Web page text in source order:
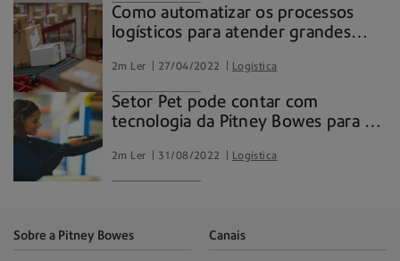
Como automatizar os processos
logísticos para atender grandes
2m Ler 27/04/2022 Logística
Setor Pet pode contar com
tecnologia da Pitney Bowes para ter
2m Ler 31/08/2022 Logística
Sobre a Pitney Bowes Canais